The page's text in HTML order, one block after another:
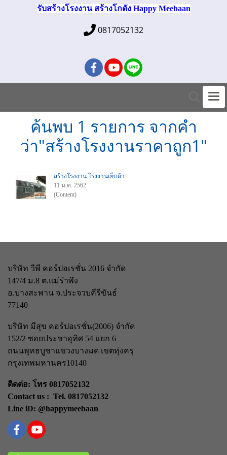
รับสร้างโรงงาน สร้างโกดัง Happy Meebaan
0817052132
ค้นพบ 1 รายการ จากคำ
ว่า"สร้างโรงงานราคาถูก1"
สร้างโรงงาน โรงงานเย็บผ้า
11 ม.ค. 2562
(Content)
บริษัท วีพี คอร์ปอเรชั่น 2016 จำกัด
147/4 ม.8 ต.แม่รำพึง
อ.บางสะพาน จ.ประจวบคีรีขันธ์
77140
บริษัท มีสุข คอร์ปอเรชั่น(2006) จำกัด
152/2 ซอยประชาอุทิศ 54 แยก 6
ถนนพุทธบูชาแขวงบางมด เขตทุ่งครุ
กรุงเทพมหานคร10140
ติดต่อ: โทร 0817052132
Contact us : Tel. 0817052132
Line iD: @happymeebaan